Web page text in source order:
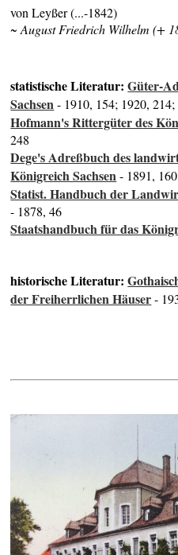
von Leyßer (...-1842)
~ August Friedrich Wilhelm (+
statistische Literatur:Güter-
Sachsen- 1910, 154; 1920,
Hofmann's Rittergüter des
248
Dege's Adreßbuch des
Königreich Sachsen- 1891, 160
Statist. Handbuch der
- 1878, 46
Staatshandbuch für das
historische Literatur:
der Freiherrlichen Häuser-